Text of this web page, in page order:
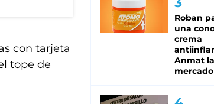
con tarjeta
tope de
Roban
una
crema
Anmat
mercado